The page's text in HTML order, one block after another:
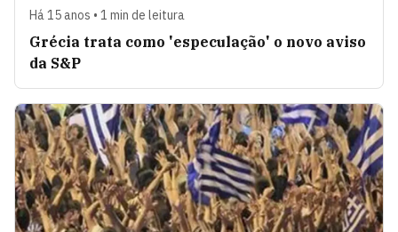
Há 15 anos • 1 min de leitura
Grécia trata como 'especulação' o novo aviso
da S&P